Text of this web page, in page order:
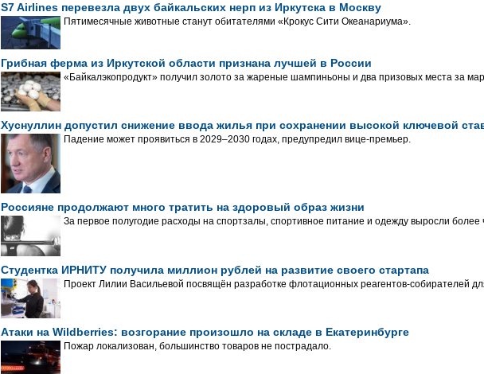
S7 Airlines перевезла двух байкальских нерп из Иркутска в Москву
Пятимесячные животные станут обитателями «Крокус Сити Океанариума».
Грибная ферма из Иркутской области признана лучшей в России
«Байкалэкопродукт» получил золото за жареные шампиньоны и два призовых места за
Хуснуллин допустил снижение ввода жилья при сохранении высокой ключевой
Падение может проявиться в 2029–2030 годах, предупредил вице-премьер.
Россияне продолжают много тратить на здоровый образ жизни
За первое полугодие расходы на спортзалы, спортивное питание и одежду выросли более
Студентка ИРНИТУ получила миллион рублей на развитие своего стартапа
Проект Лилии Васильевой посвящён разработке флотационных реагентов-собирателей
Атаки на Wildberries: возгорание произошло на складе в Екатеринбурге
Пожар локализован, большинство товаров не пострадало.